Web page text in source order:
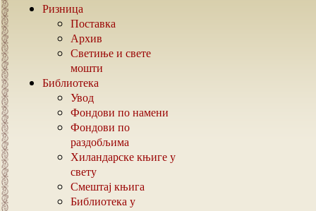
Ризница
Поставка
Архив
Светиње и свете
мошти
Библиотека
Увод
Фондови по намени
Фондови по
раздобљима
Хиландарске књиге у
свету
Смештај књига
Библиотека у